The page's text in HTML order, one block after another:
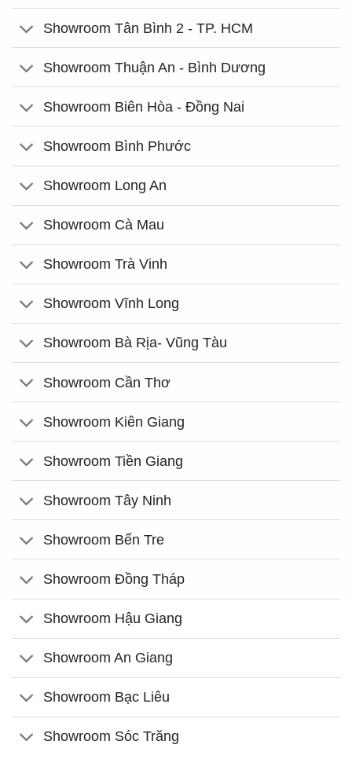
Showroom Tân Bình 2 - TP. HCM
Showroom Thuận An - Bình Dương
Showroom Biên Hòa - Đồng Nai
Showroom Bình Phước
Showroom Long An
Showroom Cà Mau
Showroom Trà Vinh
Showroom Vĩnh Long
Showroom Bà Rịa- Vũng Tàu
Showroom Cần Thơ
Showroom Kiên Giang
Showroom Tiền Giang
Showroom Tây Ninh
Showroom Bến Tre
Showroom Đồng Tháp
Showroom Hậu Giang
Showroom An Giang
Showroom Bạc Liêu
Showroom Sóc Trăng